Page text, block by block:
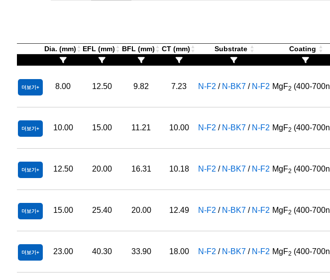
Dia. (mm) EFL (mm) BFL (mm) CT (mm) Substrate Coating
더보기 8.00 12.50 9.82 7.23 N-F2 / N-BK7 / N-F2 MgF2 (400-
더보기 10.00 15.00 11.21 10.00 N-F2 / N-BK7 / N-F2 MgF2 (400-
더보기 12.50 20.00 16.31 10.18 N-F2 / N-BK7 / N-F2 MgF2 (400-
더보기 15.00 25.40 20.00 12.49 N-F2 / N-BK7 / N-F2 MgF2 (400-
더보기 23.00 40.30 33.90 18.00 N-F2 / N-BK7 / N-F2 MgF2 (400-